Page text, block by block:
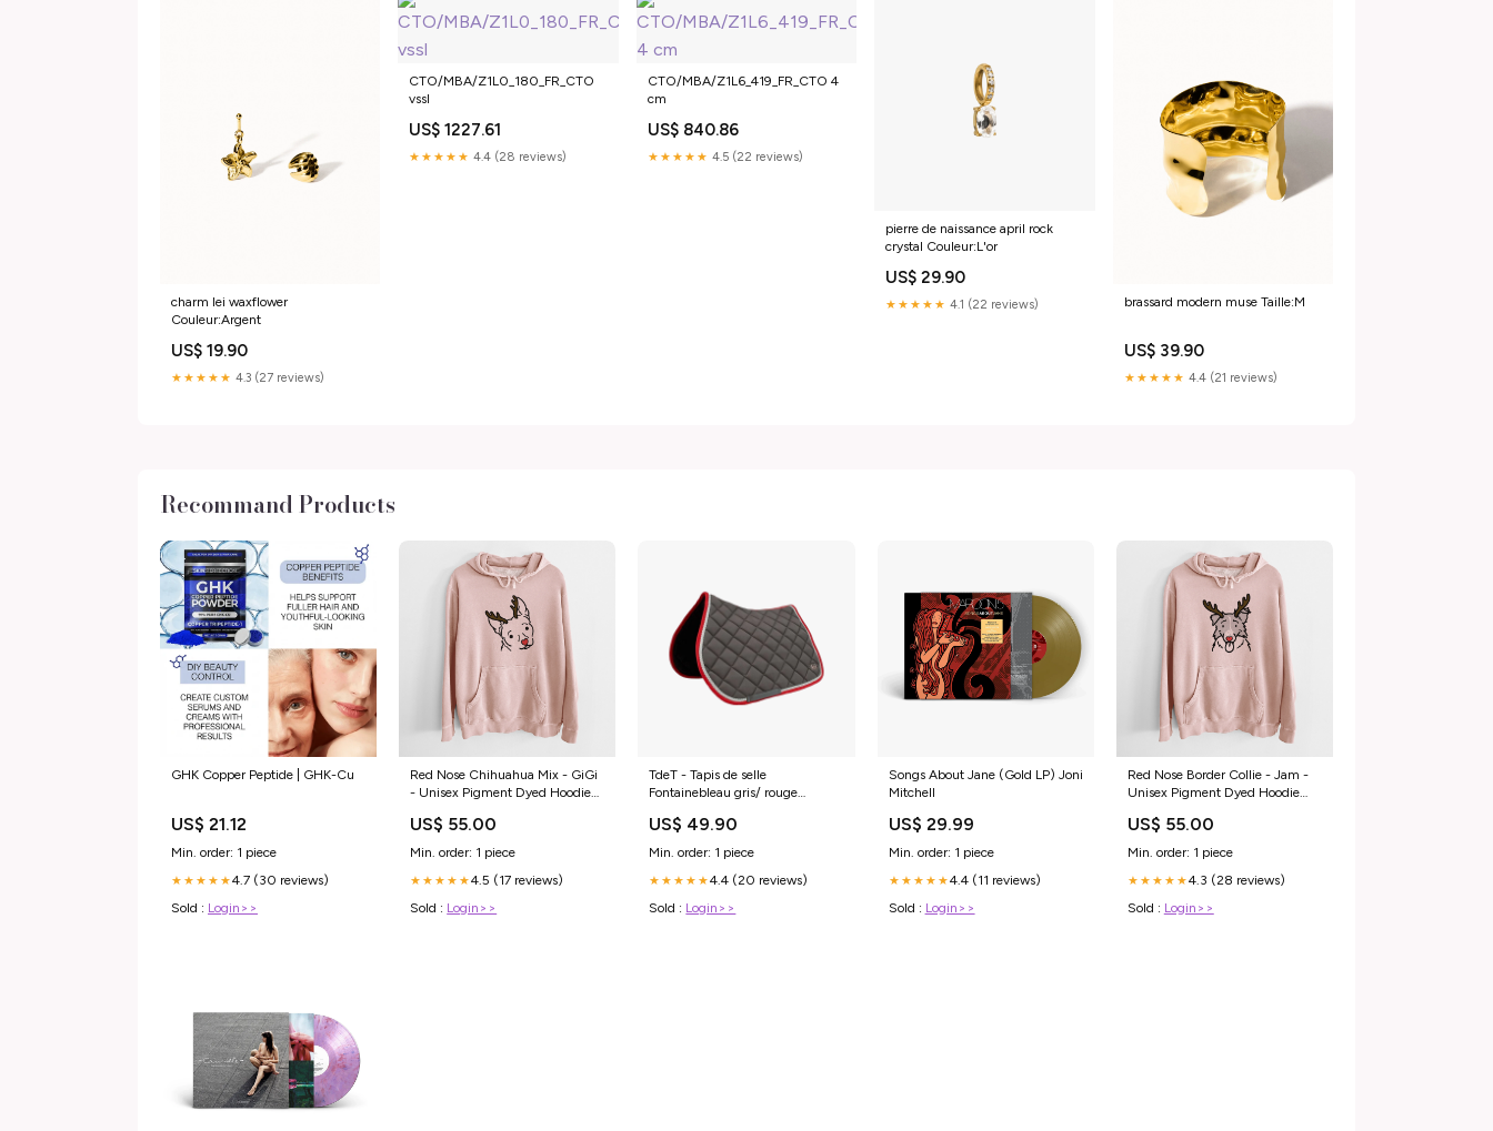
charm lei waxflower
Couleur:Argent
US$ 19.90
★★★★★ 4.3 (27 reviews)
CTO/MBA/Z1L0_180_FR_CTO
vssl
US$ 1227.61
★★★★★ 4.4 (28 reviews)
CTO/MBA/Z1L6_419_FR_CTO 4
cm
US$ 840.86
★★★★★ 4.5 (22 reviews)
pierre de naissance april rock
crystal Couleur:L'or
US$ 29.90
★★★★★ 4.1 (22 reviews) brassard modern muse Taille:M
US$ 39.90
★★★★★ 4.4 (21 reviews)
Recommand Products
GHK Copper Peptide | GHK-Cu
US$ 21.12
Min. order: 1 piece
★★★★★4.7 (30 reviews)
Sold : Login>>
Red Nose Chihuahua Mix - GiGi
- Unisex Pigment Dyed Hoodie
US$ 55.00
Min. order: 1 piece
★★★★★4.5 (17 reviews)
Sold : Login>>
TdeT - Tapis de selle
Fontainebleau gris/ rouge
US$ 49.90
Min. order: 1 piece
★★★★★4.4 (20 reviews)
Sold : Login>>
Songs About Jane (Gold LP) Joni
Mitchell
US$ 29.99
Min. order: 1 piece
★★★★★4.4 (11 reviews)
Sold : Login>>
Red Nose Border Collie - Jam -
Unisex Pigment Dyed Hoodie
US$ 55.00
Min. order: 1 piece
★★★★★4.3 (28 reviews)
Sold : Login>>